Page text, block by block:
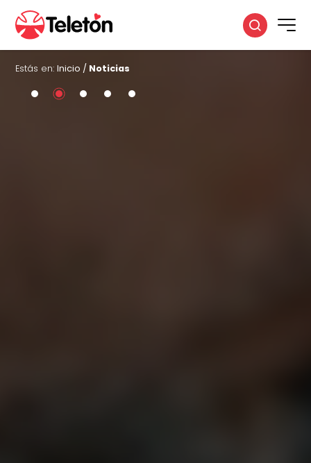
Estás en:Inicio / Noticias